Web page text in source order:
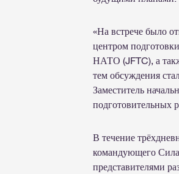
«На встрече было
центром
НАТО (JFTC), а
тем обсуждения
Заместитель
подготовительных
В течение
командующего
представителями